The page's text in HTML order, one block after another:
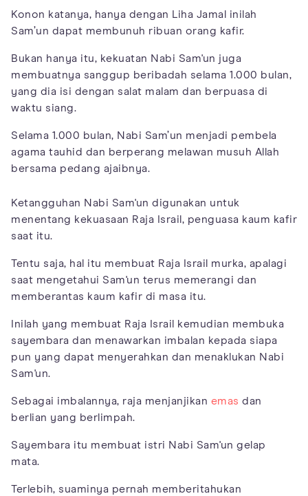
Konon katanya, hanya dengan Liha Jamal inilah
Sam’un dapat membunuh ribuan orang kafir.
Bukan hanya itu, kekuatan Nabi Sam'un juga
membuatnya sanggup beribadah selama 1.000 bulan,
yang dia isi dengan salat malam dan berpuasa di
waktu siang.
Selama 1.000 bulan, Nabi Sam’un menjadi pembela
agama tauhid dan berperang melawan musuh Allah
bersama pedang ajaibnya.
Ketangguhan Nabi Sam'un digunakan untuk
menentang kekuasaan Raja Israil, penguasa kaum kafir
saat itu.
Tentu saja, hal itu membuat Raja Israil murka, apalagi
saat mengetahui Sam'un terus memerangi dan
memberantas kaum kafir di masa itu.
Inilah yang membuat Raja Israil kemudian membuka
sayembara dan menawarkan imbalan kepada siapa
pun yang dapat menyerahkan dan menaklukan Nabi
Sam'un.
Sebagai imbalannya, raja menjanjikan emas dan
berlian yang berlimpah.
Sayembara itu membuat istri Nabi Sam'un gelap
mata.
Terlebih, suaminya pernah memberitahukan